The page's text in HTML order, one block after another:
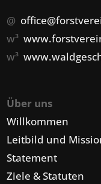
@
w³
w³
Über uns
Willkommen
Leitbild und
Statement
Ziele & Statuten